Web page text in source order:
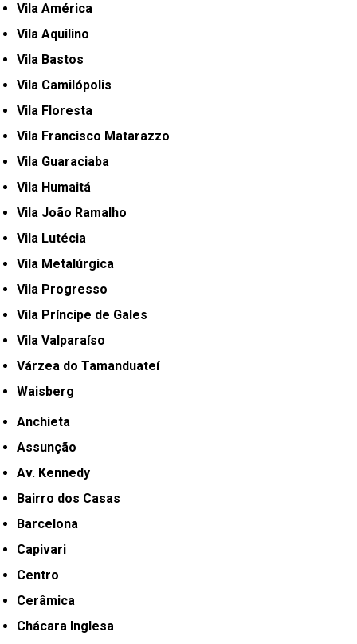
Vila América
Vila Aquilino
Vila Bastos
Vila Camilópolis
Vila Floresta
Vila Francisco Matarazzo
Vila Guaraciaba
Vila Humaitá
Vila João Ramalho
Vila Lutécia
Vila Metalúrgica
Vila Progresso
Vila Príncipe de Gales
Vila Valparaíso
Várzea do Tamanduateí
Waisberg
Anchieta
Assunção
Av. Kennedy
Bairro dos Casas
Barcelona
Capivari
Centro
Cerâmica
Chácara Inglesa